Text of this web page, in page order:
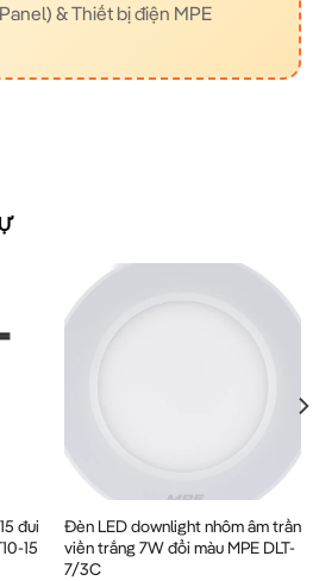
& Thiết bị điện MPE
đui
15
Đèn LED downlight nhôm âm trần
viền trắng 7W đổi màu MPE DLT-
7/3C